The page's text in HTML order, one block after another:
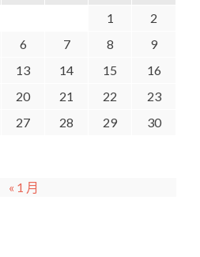
1
2
6 7 8
9
13 14 15
16
20 21 22
23
27 28 29
30
« 1 月